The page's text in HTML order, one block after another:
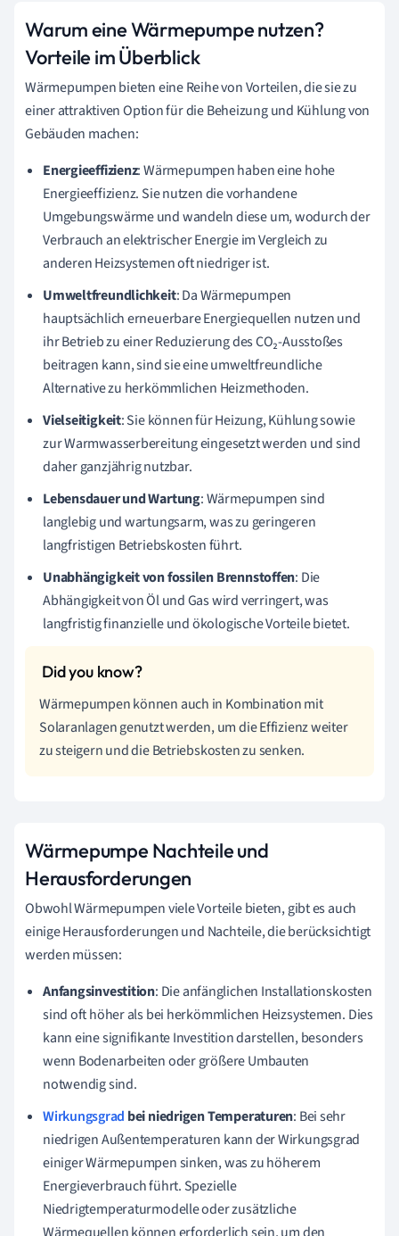
Warum eine Wärmepumpe nutzen?
Vorteile im Überblick
Wärmepumpen bieten eine Reihe von Vorteilen, die sie zu
einer attraktiven Option für die Beheizung und Kühlung von
Gebäuden machen:
Energieeffizienz: Wärmepumpen haben eine hohe
Energieeffizienz. Sie nutzen die vorhandene
Umgebungswärme und wandeln diese um, wodurch der
Verbrauch an elektrischer Energie im Vergleich zu
anderen Heizsystemen oft niedriger ist.
Umweltfreundlichkeit: Da Wärmepumpen
hauptsächlich erneuerbare Energiequellen nutzen und
ihr Betrieb zu einer Reduzierung des CO₂-Ausstoßes
beitragen kann, sind sie eine umweltfreundliche
Alternative zu herkömmlichen Heizmethoden.
Vielseitigkeit: Sie können für Heizung, Kühlung sowie
zur Warmwasserbereitung eingesetzt werden und sind
daher ganzjährig nutzbar.
Lebensdauer und Wartung: Wärmepumpen sind
langlebig und wartungsarm, was zu geringeren
langfristigen Betriebskosten führt.
Unabhängigkeit von fossilen Brennstoffen: Die
Abhängigkeit von Öl und Gas wird verringert, was
langfristig finanzielle und ökologische Vorteile bietet.
Wärmepumpen können auch in Kombination mit
Solaranlagen genutzt werden, um die Effizienz weiter
zu steigern und die Betriebskosten zu senken.
Wärmepumpe Nachteile und
Herausforderungen
Obwohl Wärmepumpen viele Vorteile bieten, gibt es auch
einige Herausforderungen und Nachteile, die berücksichtigt
werden müssen:
Anfangsinvestition: Die anfänglichen Installationskosten
sind oft höher als bei herkömmlichen Heizsystemen. Dies
kann eine signifikante Investition darstellen, besonders
wenn Bodenarbeiten oder größere Umbauten
notwendig sind.
Wirkungsgrad bei niedrigen Temperaturen: Bei sehr
niedrigen Außentemperaturen kann der Wirkungsgrad
einiger Wärmepumpen sinken, was zu höherem
Energieverbrauch führt. Spezielle
Niedrigtemperaturmodelle oder zusätzliche
Wärmequellen können erforderlich sein, um den